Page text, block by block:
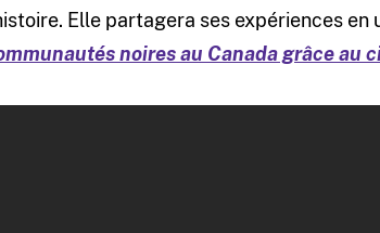
Ellepartagera ses expériences en
noires au Canada grâce au